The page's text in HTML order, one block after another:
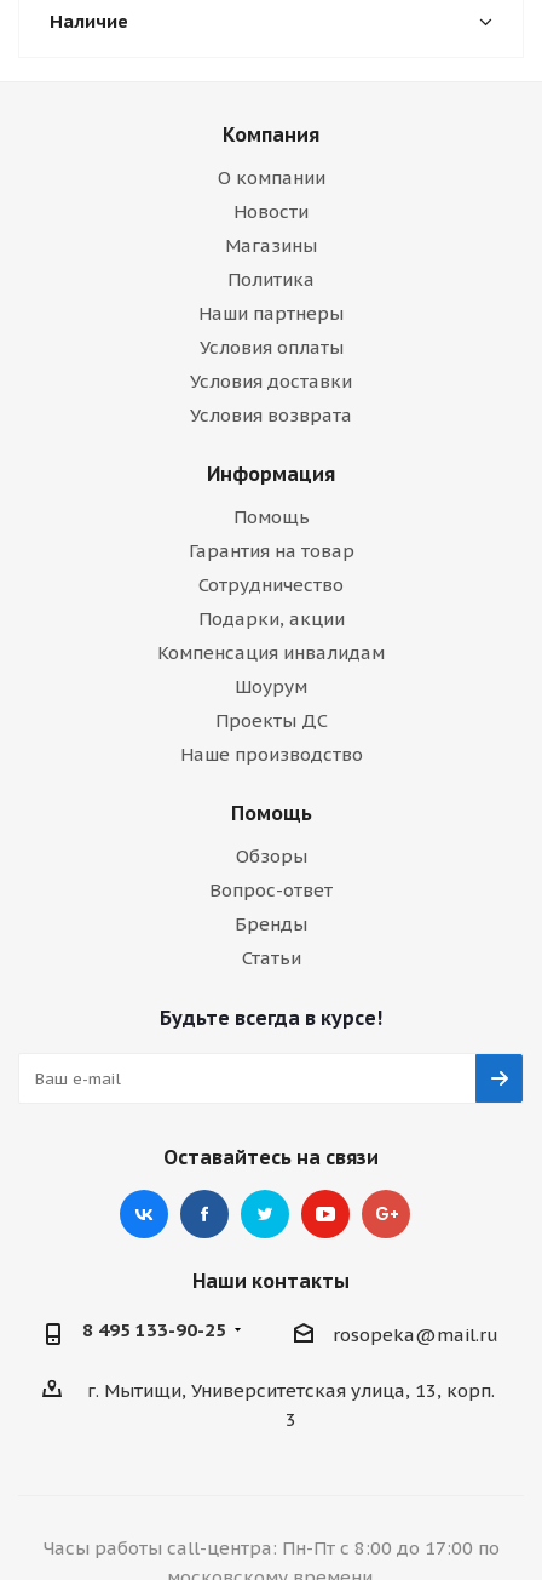
Наличие
Компания
О компании
Новости
Магазины
Политика
Наши партнеры
Условия оплаты
Условия доставки
Условия возврата
Информация
Помощь
Гарантия на товар
Сотрудничество
Подарки, акции
Компенсация инвалидам
Шоурум
Проекты ДС
Наше производство
Помощь
Обзоры
Вопрос-ответ
Бренды
Статьи
Будьте всегда в курсе!
Оставайтесь на связи
Наши контакты
8 495 133-90-25 rosopeka@mail.ru
г. Мытищи, Университетская улица, 13, корп.
3
Часы работы call-центра: Пн-Пт с 8:00 до 17:00 по